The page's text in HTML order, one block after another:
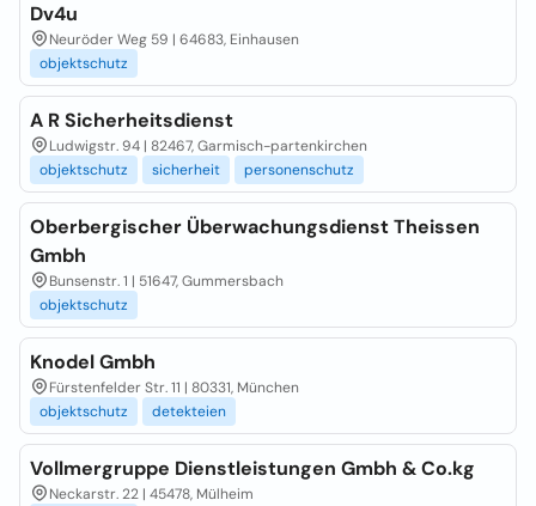
Dv4u
Neuröder Weg 59 | 64683, Einhausen
objektschutz
A R Sicherheitsdienst
Ludwigstr. 94 | 82467, Garmisch-partenkirchen
objektschutz
sicherheit personenschutz
Oberbergischer Überwachungsdienst Theissen
Gmbh
Bunsenstr. 1 | 51647, Gummersbach
objektschutz
Knodel Gmbh
Fürstenfelder Str. 11 | 80331, München
objektschutz
detekteien
Vollmergruppe Dienstleistungen Gmbh & Co.kg
Neckarstr. 22 | 45478, Mülheim